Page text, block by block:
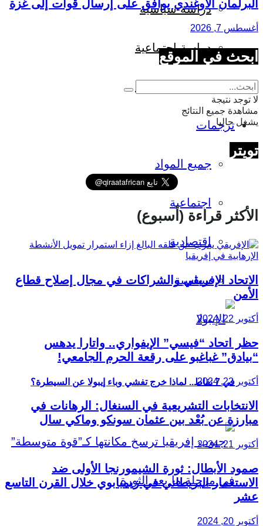
دراسة سياسية
دراسة اجتماعية
ترجمات
جميع المواد
اجتماعية
اقتصادية
سياسية
في 7 نقاط.. لماذا خرج تفشي وباء إيبولا عن السيطرة؟
البرلمان الأوغندي يوافق على إرسال قوات إلى غزة
أغسطس 7, 2026
ابحث في الموقع
لا توجد نتيجة
مشاهدة جميع النتائج
يشغل حاليا
تويتر
الأكثر قراءة (أسبوع)
الاتحاد الإفريقي والشراكات في مجال إصلاح قطاع
الأمن
أكتوبر 22, 2024
حظر اتحاد “فيسي” الإيفواري.. واتارا يدهس
“بيادق” غباغبو على رقعة الحرم الجامعي!
أكتوبر 22, 2024
الانتخابات التشريعية في السنغال: الرهانات في
مبارزة عن بُعْد بين عثمان سونكو وماكي سال
أكتوبر 21, 2024
صمود الأبطال: ثورة الشيمورنجا الأولى ضد
الاستعمار البريطاني في زيمبابوي خلال القرن التاسع
عشر
أكتوبر 20, 2024